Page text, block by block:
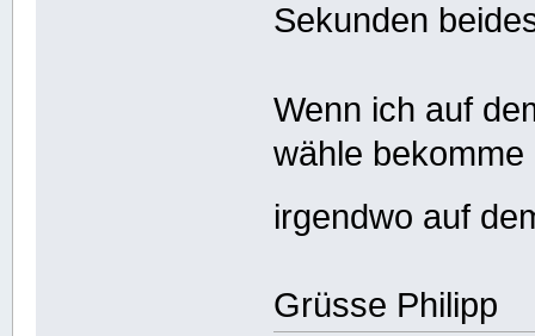
Sekunden
Wenn ich auf
wähle
irgendwo auf
Grüsse Philipp